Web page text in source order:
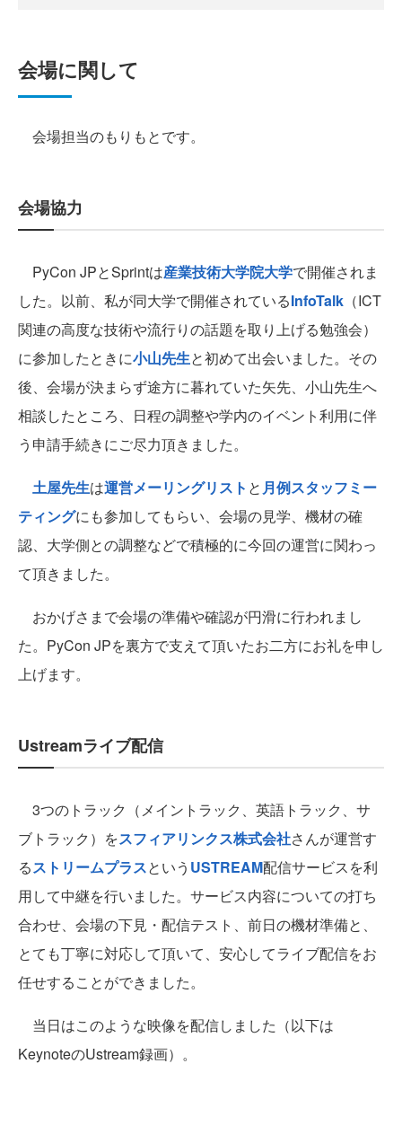
会場に関して
会場担当のもりもとです。
会場協力
PyCon JPとSprintは産業技術大学院大学で開催されま
した。以前、私が同大学で開催されているInfoTalk （ICT
関連の高度な技術や流行りの話題を取り上げる勉強会）
に参加したときに小山先生と初めて出会いました。その
後、会場が決まらず途方に暮れていた矢先、小山先生へ
相談したところ、日程の調整や学内のイベント利用に伴
う申請手続きにご尽力頂きました。
土屋先生は運営メーリングリスト と 月例スタッフミー
ティングにも参加してもらい、会場の見学、機材の確
認、大学側との調整などで積極的に今回の運営に関わっ
て頂きました。
おかげさまで会場の準備や確認が円滑に行われまし
た。PyCon JPを裏方で支えて頂いたお二方にお礼を申し
上げます。
Ustreamライブ配信
3つのトラック（メイントラック、英語トラック、サ
ブトラック）をスフィアリンクス株式会社さんが運営す
るストリームプラスという USTREAM配信サービスを利
用して中継を行いました。サービス内容についての打ち
合わせ、会場の下見・配信テスト、前日の機材準備と、
とても丁寧に対応して頂いて、安心してライブ配信をお
任せすることができました。
当日はこのような映像を配信しました（以下は
KeynoteのUstream録画）。